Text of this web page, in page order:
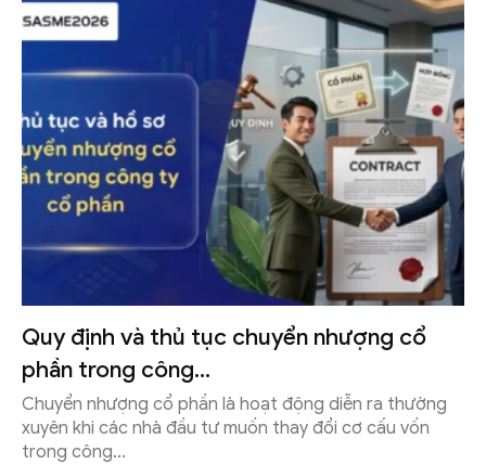
Quy định và thủ tục chuyển nhượng cổ
phần trong công...
Chuyển nhượng cổ phần là hoạt động diễn ra thường
xuyên khi các nhà đầu tư muốn thay đổi cơ cấu vốn
trong công...